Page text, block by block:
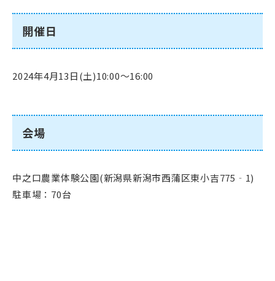
開催日
2024年4月13日(土)10:00〜16:00
会場
中之口農業体験公園(新潟県新潟市西蒲区東小吉775‐1)
駐車場：70台